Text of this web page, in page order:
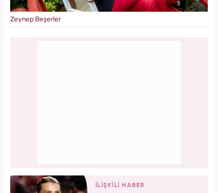
Zeynep Beşerler
İLİŞKİLİ HABER